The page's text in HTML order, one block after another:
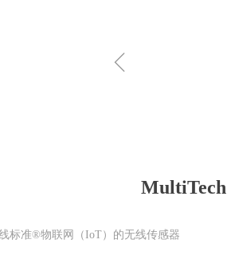
标准®物联网（IoT）的无线传感器
ꁆ